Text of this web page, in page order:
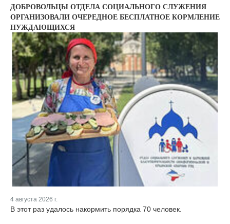
ДОБРОВОЛЬЦЫ ОТДЕЛА СОЦИАЛЬНОГО СЛУЖЕНИЯ
ОРГАНИЗОВАЛИ ОЧЕРЕДНОЕ БЕСПЛАТНОЕ КОРМЛЕНИЕ
НУЖДАЮЩИХСЯ
4 августа 2026 г.
В этот раз удалось накормить порядка 70 человек.